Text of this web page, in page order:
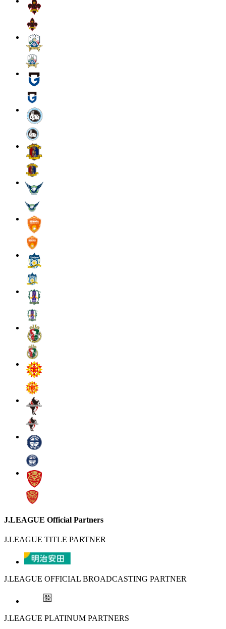
J.LEAGUE Official Partners
J.LEAGUE TITLE PARTNER
J.LEAGUE OFFICIAL BROADCASTING PARTNER
J.LEAGUE PLATINUM PARTNERS